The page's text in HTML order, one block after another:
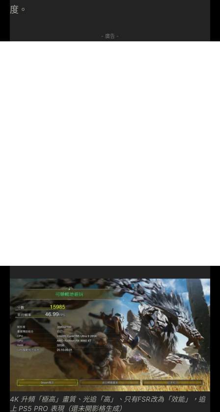
度。
- 廣告 -
4K 升頻「極高」畫質、光追「高」、只有FSR改為「效能」，追
上 PS5 PRO 表現（還未開影格生成）